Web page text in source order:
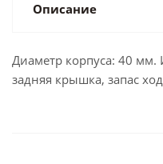
Описание
Диаметр корпуса: 40
задняя крышка, запас